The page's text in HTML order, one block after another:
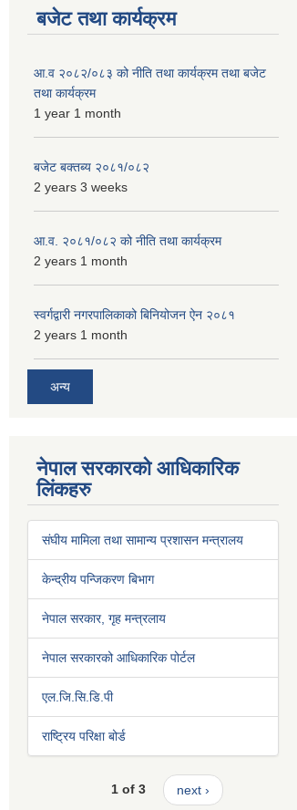
बजेट तथा कार्यक्रम
आ.व २०८२/०८३ को नीति तथा कार्यक्रम तथा बजेट
तथा कार्यक्रम
1 year 1 month
बजेट बक्तब्य २०८१/०८२
2 years 3 weeks
आ.व. २०८१/०८२ को नीति तथा कार्यक्रम
2 years 1 month
स्वर्गद्वारी नगरपालिकाको बिनियोजन ऐन २०८१
2 years 1 month
अन्य
नेपाल सरकारको आधिकारिक
लिंकहरु
संघीय मामिला तथा सामान्य प्रशासन मन्त्रालय
केन्द्रीय पन्जिकरण बिभाग
नेपाल सरकार, गृह मन्त्रलाय
नेपाल सरकारको आधिकारिक पोर्टल
एल.जि.सि.डि.पी
राष्ट्रिय परिक्षा बोर्ड
1 of 3 next ›